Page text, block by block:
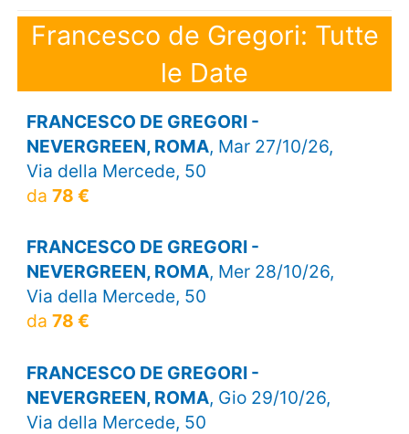
Francesco de Gregori: Tutte
le Date
FRANCESCO DE GREGORI -
NEVERGREEN, ROMA, Mar 27/10/26,
Via della Mercede, 50
da 78 €
FRANCESCO DE GREGORI -
NEVERGREEN, ROMA, Mer 28/10/26,
Via della Mercede, 50
da 78 €
FRANCESCO DE GREGORI -
NEVERGREEN, ROMA, Gio 29/10/26,
Via della Mercede, 50